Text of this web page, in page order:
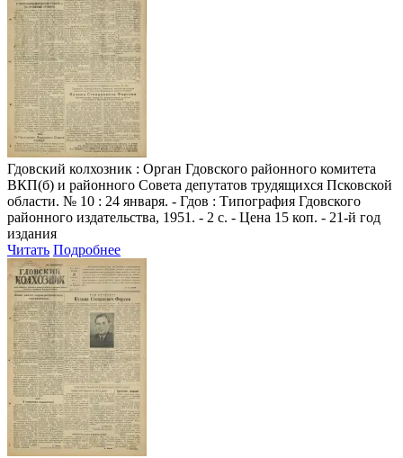
Гдовский колхозник : Орган Гдовского районного комитета
ВКП(б) и районного Совета депутатов трудящихся Псковской
области. № 10 : 24 января. - Гдов : Типография Гдовского
районного издательства, 1951. - 2 с. - Цена 15 коп. - 21-й год
издания
Читать Подробнее